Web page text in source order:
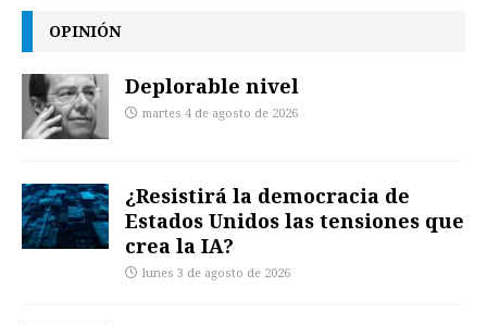
OPINIÓN
Deplorable nivel
martes 4 de agosto de 2026
¿Resistirá la democracia de
Estados Unidos las tensiones que
crea la IA?
lunes 3 de agosto de 2026